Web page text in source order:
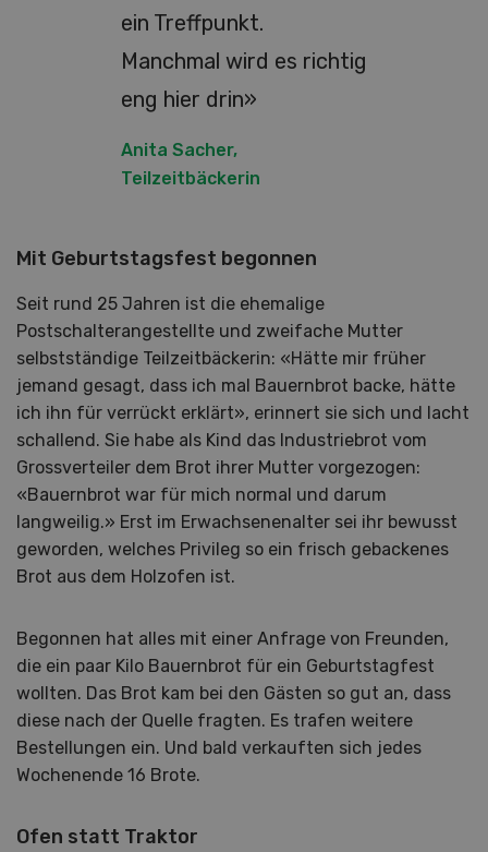
ein Treffpunkt.
Manchmal wird es richtig
eng hier drin»
Anita Sacher,
Teilzeitbäckerin
Mit Geburtstagsfest begonnen
Seit rund 25 Jahren ist die ehemalige
Postschalterangestellte und zweifache Mutter
selbstständige Teilzeitbäckerin: «Hätte mir früher
jemand gesagt, dass ich mal Bauernbrot backe, hätte
ich ihn für verrückt erklärt», erinnert sie sich und lacht
schallend. Sie habe als Kind das Industriebrot vom
Grossverteiler dem Brot ihrer Mutter vorgezogen:
«Bauernbrot war für mich normal und darum
langweilig.» Erst im Erwachsenenalter sei ihr bewusst
geworden, welches Privileg so ein frisch gebackenes
Brot aus dem Holzofen ist.
Begonnen hat alles mit einer Anfrage von Freunden,
die ein paar Kilo Bauernbrot für ein Geburtstagfest
wollten. Das Brot kam bei den Gästen so gut an, dass
diese nach der Quelle fragten. Es trafen weitere
Bestellungen ein. Und bald verkauften sich jedes
Wochenende 16 Brote.
Ofen statt Traktor